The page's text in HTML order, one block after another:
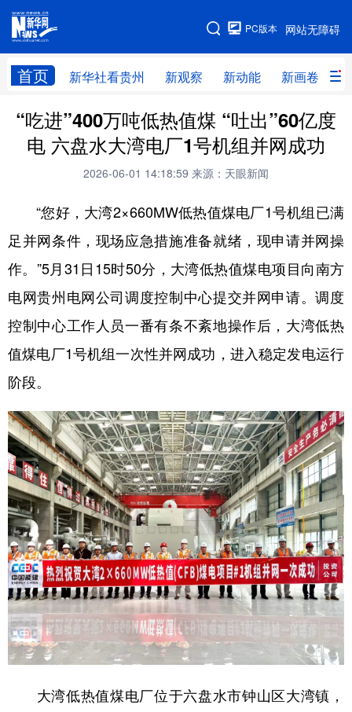
网站无障碍
PC版本
首页 新华社看贵州 新观察 新动能 新画卷
网站地图
新华社看贵州 新观察 新动能 新画卷
贵州要闻 贵州领导 人事 廉政
直播
畅游贵州 数字贵州 律动贵州 健康贵州
光影贵州 部门之窗 县区直达 企业速递
六盘水 毕节 铜仁 黔东南
黔南 黔西南
地方频道
北京 天津 河北 山西
辽宁 吉林 上海 江苏
浙江 安徽 福建 江西
山东 河南 湖北 湖南
广东 广西 海南 重庆
四川 贵州 西藏
陕西 甘肃 青海 宁夏
“吃进”400万吨低热值煤 “吐出”60亿度
电 六盘水大湾电厂1号机组并网成功
2026-06-01 14:18:59 来源：天眼新闻
“您好，大湾2×660MW低热值煤电厂1号机组已满
足并网条件，现场应急措施准备就绪，现申请并网操
作。”5月31日15时50分，大湾低热值煤电项目向南方
电网贵州电网公司调度控制中心提交并网申请。调度
控制中心工作人员一番有条不紊地操作后，大湾低热
值煤电厂1号机组一次性并网成功，进入稳定发电运行
阶段。
大湾低热值煤电厂位于六盘水市钟山区大湾镇，